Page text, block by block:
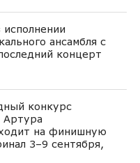
ансамбля с
концерт
конкурс
Артура
на финишную
3–9 сентября,